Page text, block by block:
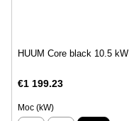
HUUM Core black 10.5 kW
€1 199.23
Moc (kW)